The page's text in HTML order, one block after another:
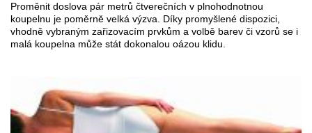
Proměnit doslova pár metrů čtverečních v plnohodnotnou
koupelnu je poměrně velká výzva. Díky promyšlené dispozici,
vhodně vybraným zařizovacím prvkům a volbě barev či vzorů se i
malá koupelna může stát dokonalou oázou klidu.